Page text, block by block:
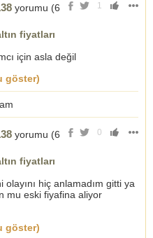
1
yorumu (6
fiyatları
için asla değil
göster)
0
yorumu (6
fiyatları
hiç anlamadım gitti ya
mu eski fiyafina aliyor
göster)